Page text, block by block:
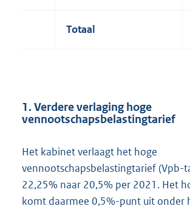
Totaal
1. Verdere verlaging hoge
vennootschapsbelastingtarief
Het kabinet verlaagt het hoge
vennootschapsbelastingtarief (Vpb-
22,25% naar 20,5% per 2021. Het
komt daarmee 0,5%-punt uit onder